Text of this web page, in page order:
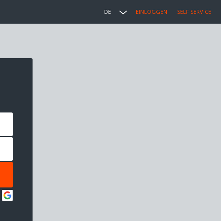
DE EINLOGGEN SELF SERVICE